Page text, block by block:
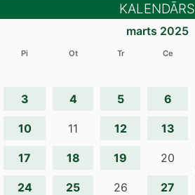
KALENDĀRS
marts 2025
Pi Ot Tr Ce
3
4 5 6
10 11 12 13
17 18 19 20
24 25 26 27